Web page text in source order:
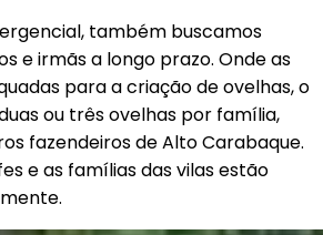
também buscamos
e irmãs a longo prazo. Onde as
para a criação de ovelhas, o
ou três ovelhas por família,
fazendeiros de Alto Carabaque.
e as famílias das vilas estão